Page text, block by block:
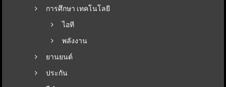
การศึกษา เทคโนโลยี
ไอที
พลังงาน
ยานยนต์
ประกัน